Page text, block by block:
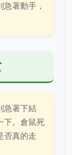
著動手，
急著下結
下。倉鼠死
否真的走